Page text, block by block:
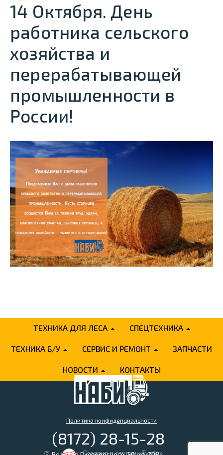
14 Октября. День
работника сельского
хозяйства и
перерабатывающей
промышленности в
России!
ТЕХНИКА ДЛЯ ЛЕСА СПЕЦТЕХНИКА
ТЕХНИКА Б/У СЕРВИС И РЕМОНТ ЗАПЧАСТИ
НОВОСТИ КОНТАКТЫ
Политика конфиденциальности
Создано встудии «Турбо»
(8172) 28-15-28